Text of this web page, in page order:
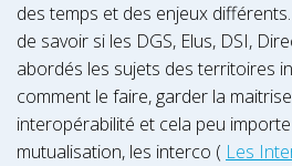
des temps et des enjeux
de savoir si les DGS, Elus, DSI,
abordés les sujets des territoires
comment le faire, garder la
interopérabilité et cela peu
mutualisation, les interco ( Les